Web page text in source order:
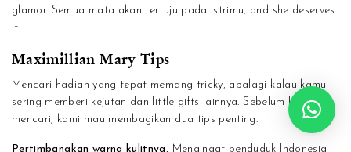
glamor. Semua mata akan tertuju pada istrimu, and she deserves
it!
Maximillian Mary Tips
Mencari hadiah yang tepat memang tricky, apalagi kalau kamu
sering memberi kejutan dan little gifts lainnya. Sebelum kamu
mencari, kami mau membagikan dua tips penting.
Pertimbangkan warna kulitnya. Mengingat penduduk Indonesia